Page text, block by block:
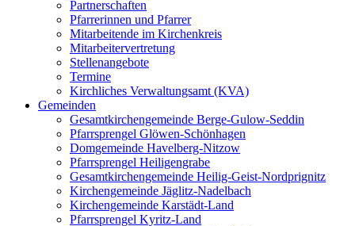
Partnerschaften
Pfarrerinnen und Pfarrer
Mitarbeitende im Kirchenkreis
Mitarbeitervertretung
Stellenangebote
Termine
Kirchliches Verwaltungsamt (KVA)
Gemeinden
Gesamtkirchengemeinde Berge-Gulow-Seddin
Pfarrsprengel Glöwen-Schönhagen
Domgemeinde Havelberg-Nitzow
Pfarrsprengel Heiligengrabe
Gesamtkirchengemeinde Heilig-Geist-Nordprignitz
Kirchengemeinde Jäglitz-Nadelbach
Kirchengemeinde Karstädt-Land
Pfarrsprengel Kyritz-Land